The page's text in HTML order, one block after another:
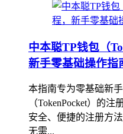
中本聪TP钱包（
新手零基础操作指
本指南专为零基础新
（TokenPocket）的
安全、便捷的注册方
无需...